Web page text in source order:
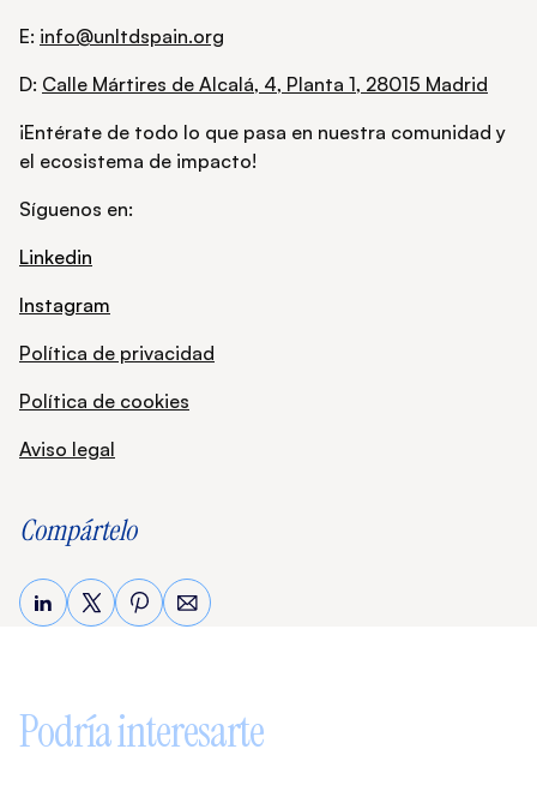
E: info@unltdspain.org
D: Calle Mártires de Alcalá, 4, Planta 1, 28015 Madrid
¡Entérate de todo lo que pasa en nuestra comunidad y
el ecosistema de impacto!
Síguenos en:
Linkedin
Instagram
Política de privacidad
Política de cookies
Aviso legal
Compártelo
Podría interesarte